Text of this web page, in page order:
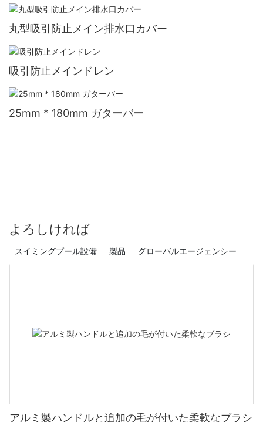
丸型吸引防止メイン排水口カバー
吸引防止メインドレン
25mm * 180mm ガターバー
よろしければ
グローバルエージェンシー
製品
スイミングプール設備
アルミ製ハンドルと追加の毛が付いた柔軟なブラシ